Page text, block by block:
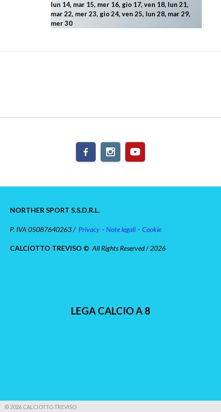
lun 14, mar 15, mer 16, gio 17, ven 18, lun 21,
mar 22, mer 23, gio 24, ven 25, lun 28, mar 29,
mer 30
NORTHER SPORT S.S.D.R.L.
P. IVA 05087640263 / Privacy – Note legali – Cookie
CALCIOTTO TREVISO © All Rights Reserved / 2026
LEGA CALCIO A 8
© 2026 CALCIOTTO TREVISO